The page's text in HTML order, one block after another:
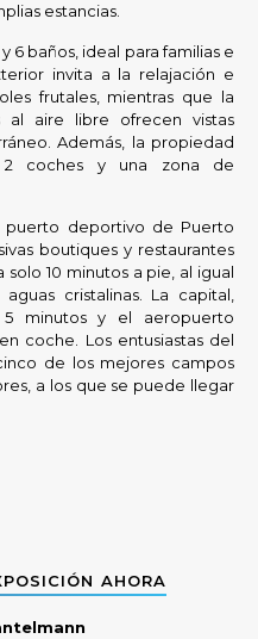
estancias.
6 baños, ideal para familias e
invita a la relajación e
frutales, mientras que la
al aire libre ofrecen vistas
Además, la propiedad
coches y una zona de
puerto deportivo de Puerto
boutiques y restaurantes
10 minutos a pie, al igual
cristalinas. La capital,
minutos y el aeropuerto
coche. Los entusiastas del
de los mejores campos
a los que se puede llegar
AHORA